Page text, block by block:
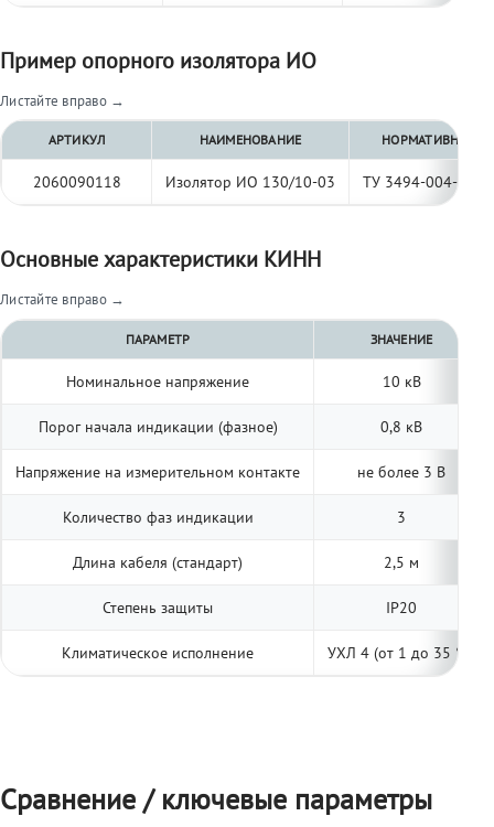
Пример опорного изолятора ИО
Листайте вправо →
АРТИКУЛ НАИМЕНОВАНИЕ НОРМАТИВНЫЙ
2060090118 Изолятор ИО 130/10-03 ТУ 3494-004-
Основные характеристики КИНН
Листайте вправо →
ПАРАМЕТР ЗНАЧЕНИЕ
Номинальное напряжение 10 кВ
Порог начала индикации (фазное) 0,8 кВ
Напряжение на измерительном контакте не более 3 В
Количество фаз индикации 3
Длина кабеля (стандарт) 2,5 м
Степень защиты IP20
Климатическое исполнение УХЛ 4 (от 1 до 35 °С)
Сравнение / ключевые параметры